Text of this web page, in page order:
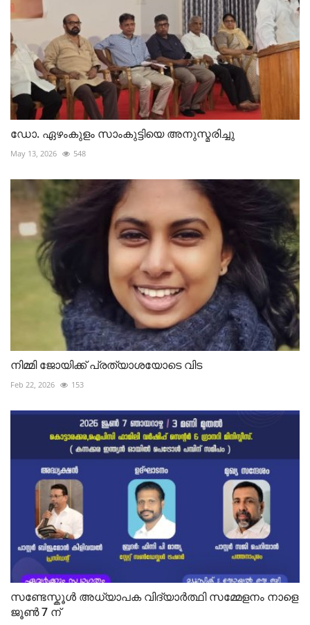
ഡോ. ഏഴംകുളം സാംകുട്ടിയെ അനുസ്മരിച്ചു
May 13, 2026 548
നിമ്മി ജോയിക്ക് പ്രത്യാശയോടെ വിട
Feb 22, 2026 153
സണ്ടേസ്കൂൾ അധ്യാപക വിദ്യാർത്ഥി സമ്മേളനം നാളെ
ജൂൺ 7 ന്